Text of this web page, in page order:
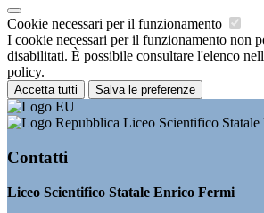
Cookie necessari per il funzionamento
I cookie necessari per il funzionamento non
disabilitati. È possibile consultare l'elenco
policy.
Accetta tutti Salva le preferenze
Liceo Scientifico Statale
Contatti
Liceo Scientifico Statale Enrico Fermi